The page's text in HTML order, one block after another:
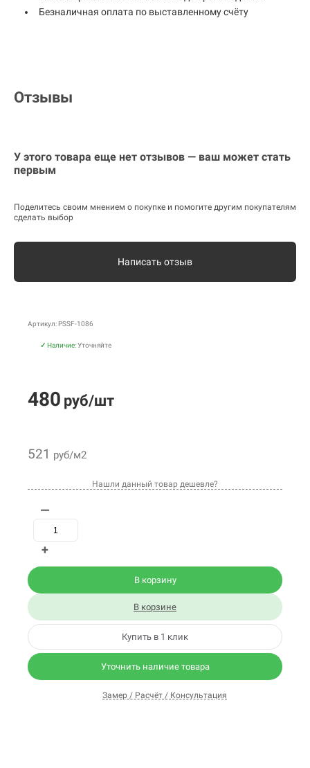
Безналичная оплата по выставленному счёту
Отзывы
У этого товара еще нет отзывов — ваш может стать
первым
Поделитесь своим мнением о покупке и помогите другим покупателям
сделать выбор
Написать отзыв
Артикул: PSSF-1086
✓ Наличие:Уточняйте
480 руб/шт
521 руб/м2
Нашли данный товар дешевле?
—
+
В корзину
В корзине
Купить в 1 клик
Уточнить наличие товара
Замер / Расчёт / Консультация